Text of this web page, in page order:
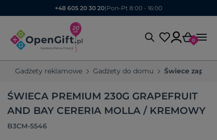
+48 605 20 30 20| Pon-Pt 8:00 - 16:00
0
Gadżety reklamowe Gadżety do domu Świece
ŚWIECA PREMIUM 230G GRAPEFRUIT
AND BAY CERERIA MOLLA / KREMOWY
B3CM-5546